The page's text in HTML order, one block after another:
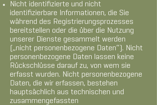
Nicht identifizierte und nicht
identifizierbare Informationen, die Sie
während des Registrierungsprozesses
bereitstellen oder die über die Nutzung
unserer Dienste gesammelt werden
(„nicht personenbezogene Daten“). Nicht
personenbezogene Daten lassen keine
Rückschlüsse darauf zu, von wem sie
erfasst wurden. Nicht personenbezogene
Daten, die wir erfassen, bestehen
hauptsächlich aus technischen und
zusammengefassten